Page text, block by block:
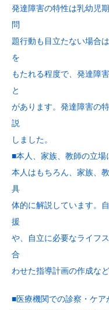
発達障害の特性は乳幼児
問
題行動も目立たない場合
を
もたれる程度で、発達障
と
があります。発達障害の
説
しました。
■本人、家族、教師の立
本人はもちろん、家族、
具
体的に解説しています。
援
や、自立に必要なライフ
合
わせた指導計画の作成な
■医療機関での診察・ケア